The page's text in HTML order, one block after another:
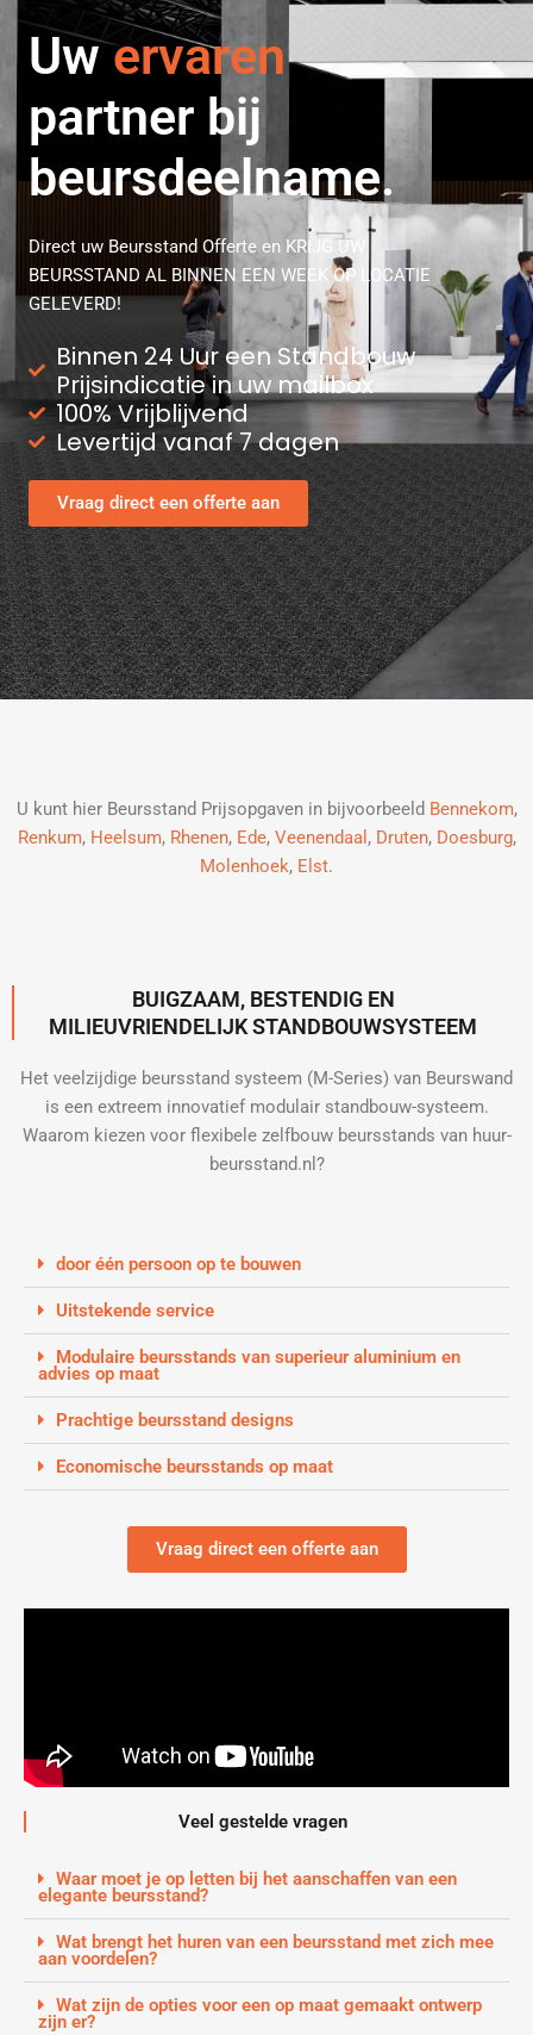
Uw professionele
partner bij
beursdeelname.
Direct uw Beursstand Offerte en KRIJG UW
BEURSSTAND AL BINNEN EEN WEEK OP LOCATIE
GELEVERD!
Binnen 24 Uur een Standbouw
Prijsindicatie in uw mailbox
100% Vrijblijvend
Levertijd vanaf 7 dagen
Vraag direct een offerte aan
U kunt hier Beursstand Prijsopgaven in bijvoorbeeld Bennekom,
Renkum, Heelsum, Rhenen, Ede, Veenendaal , Druten, Doesburg,
Molenhoek, Elst.
BUIGZAAM, BESTENDIG EN
MILIEUVRIENDELIJK STANDBOUWSYSTEEM
Het veelzijdige beursstand systeem (M-Series) van Beurswand
is een extreem innovatief modulair standbouw-systeem.
Waarom kiezen voor flexibele zelfbouw beursstands van huur-
beursstand.nl?
door één persoon op te bouwen
Uitstekende service
Modulaire beursstands van superieur aluminium en
advies op maat
Prachtige beursstand designs
Economische beursstands op maat
Vraag direct een offerte aan
Veel gestelde vragen
Waar moet je op letten bij het aanschaffen van een
elegante beursstand?
Wat brengt het huren van een beursstand met zich mee
aan voordelen?
Wat zijn de opties voor een op maat gemaakt ontwerp
zijn er?